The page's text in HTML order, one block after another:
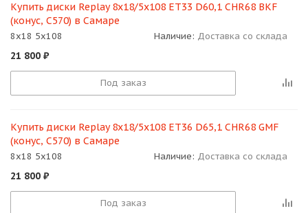
Купить диски Replay 8x18/5x108 ET33 D60,1 CHR68 BKF
(конус, C570) в Самаре
8x18 5x108 Наличие: Доставка со склада
21 800 ₽
Под заказ
Купить диски Replay 8x18/5x108 ET36 D65,1 CHR68 GMF
(конус, C570) в Самаре
8x18 5x108 Наличие: Доставка со склада
21 800 ₽
Под заказ